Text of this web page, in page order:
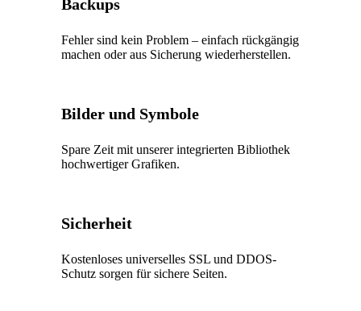
Backups
Fehler sind kein Problem – einfach rückgängig
machen oder aus Sicherung wiederherstellen.
Bilder und Symbole
Spare Zeit mit unserer integrierten Bibliothek
hochwertiger Grafiken.
Sicherheit
Kostenloses universelles SSL und DDOS-
Schutz sorgen für sichere Seiten.